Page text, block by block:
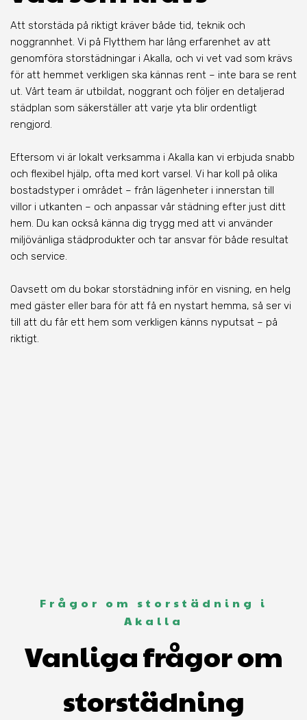
Att storstäda på riktigt kräver både tid, teknik och
noggrannhet. Vi på Flytthem har lång erfarenhet av att
genomföra storstädningar i Akalla, och vi vet vad som krävs
för att hemmet verkligen ska kännas rent – inte bara se rent
ut. Vårt team är utbildat, noggrant och följer en detaljerad
städplan som säkerställer att varje yta blir ordentligt
rengjord.
Eftersom vi är lokalt verksamma i Akalla kan vi erbjuda snabb
och flexibel hjälp, ofta med kort varsel. Vi har koll på olika
bostadstyper i området – från lägenheter i innerstan till
villor i utkanten – och anpassar vår städning efter just ditt
hem. Du kan också känna dig trygg med att vi använder
miljövänliga städprodukter och tar ansvar för både resultat
och service.
Oavsett om du bokar storstädning inför en visning, en helg
med gäster eller bara för att få en nystart hemma, så ser vi
till att du får ett hem som verkligen känns nyputsat – på
riktigt.
Frågor om storstädning i
Akalla
Vanliga frågor om
storstädning